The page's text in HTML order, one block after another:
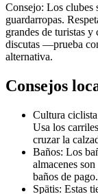
Consejo: Los clubes
guardarropas.
grandes de turistas
discutas —prueba
alternativa.
Consejos
Cultura
Usa los
cruzar la
Baños: Los
almacenes
baños de pago.
Spätis: Estas